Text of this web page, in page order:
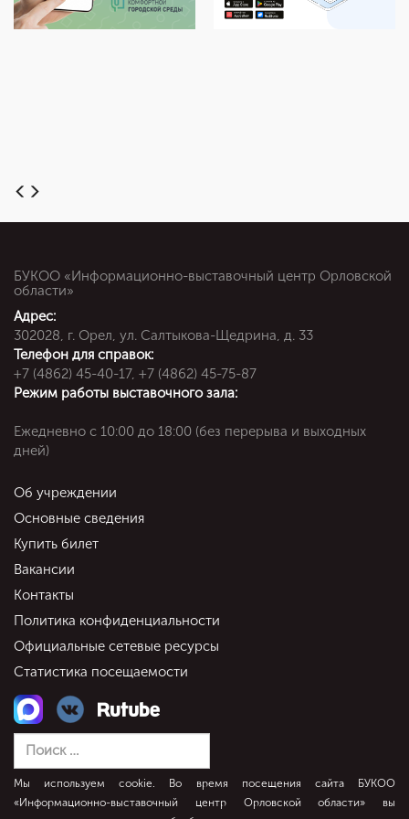
БУКОО «Информационно-выставочный центр Орловской
области»
Адрес:
302028, г. Орел, ул. Салтыкова-Щедрина, д. 33
Телефон для справок:
+7 (4862) 45-40-17, +7 (4862) 45-75-87
Режим работы выставочного зала:
Ежедневно c 10:00 до 18:00 (без перерыва и выходных
дней)
Об учреждении
Основные сведения
Купить билет
Вакансии
Контакты
Политика конфиденциальности
Официальные сетевые ресурсы
Статистика посещаемости
Мы используем cookie. Во время посещения сайта БУКОО
«Информационно-выставочный центр Орловской области» вы